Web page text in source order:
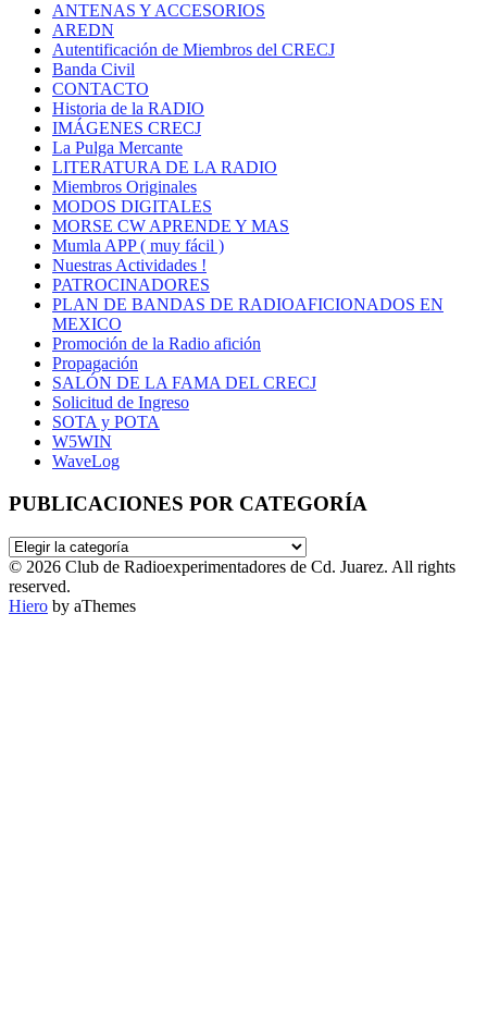
ANTENAS Y ACCESORIOS
AREDN
Autentificación de Miembros del CRECJ
Banda Civil
CONTACTO
Historia de la RADIO
IMÁGENES CRECJ
La Pulga Mercante
LITERATURA DE LA RADIO
Miembros Originales
MODOS DIGITALES
MORSE CW APRENDE Y MAS
Mumla APP ( muy fácil )
Nuestras Actividades !
PATROCINADORES
PLAN DE BANDAS DE RADIOAFICIONADOS EN
MEXICO
Promoción de la Radio afición
Propagación
SALÓN DE LA FAMA DEL CRECJ
Solicitud de Ingreso
SOTA y POTA
W5WIN
WaveLog
PUBLICACIONES POR CATEGORÍA
PUBLICACIONES
POR
CATEGORÍA
© 2026 Club de Radioexperimentadores de Cd. Juarez. All rights
reserved.
Hiero by aThemes